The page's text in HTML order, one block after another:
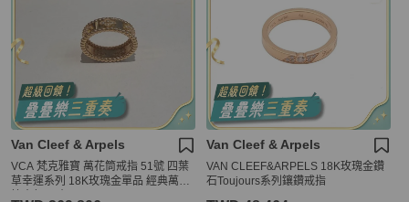
Van Cleef & Arpels
VCA 梵克雅寶 萬花筒戒指 51號 四葉
草幸運系列 18K玫瑰金單品 經典萬花
Van Cleef & Arpels
VAN CLEEF&ARPELS 18K玫瑰金鑽
石Toujours系列鑲鑽戒指